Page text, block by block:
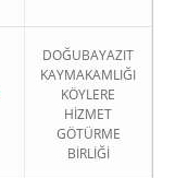
DOĞUBAYAZIT
KAYMAKAMLIĞI
KÖYLERE
HİZMET
GÖTÜRME
BİRLİĞİ